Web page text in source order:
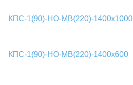
КПС-1(90)-НО-МВ(220)-1400х1000
КПС-1(90)-НО-МВ(220)-1400х600